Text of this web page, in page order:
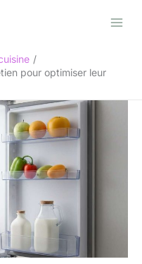
pour optimiser leur